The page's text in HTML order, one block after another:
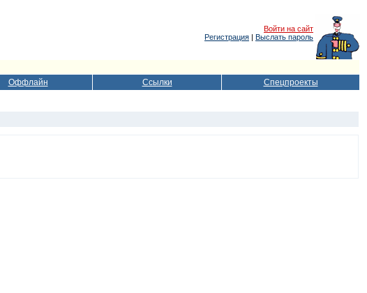
Войти на сайт
Регистрация | Выслать пароль
Оффлайн Ссылки Спецпроекты